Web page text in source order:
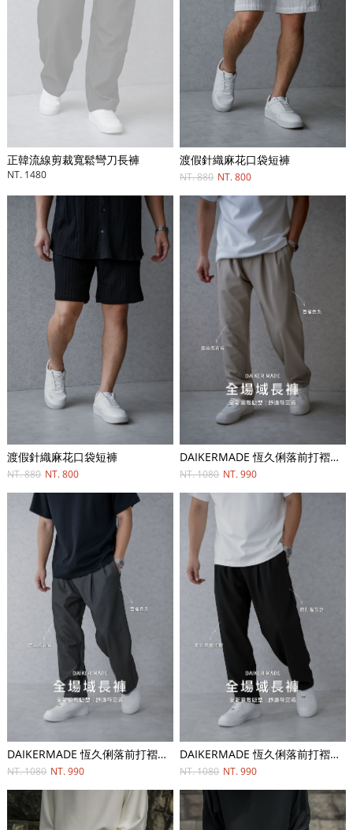
正韓流線剪裁寬鬆彎刀長褲
NT. 1480
渡假針織麻花口袋短褲
NT. 880 NT. 800
渡假針織麻花口袋短褲
NT. 880 NT. 800
DAIKERMADE 恆久俐落前打褶比例長褲
NT. 1080 NT. 990
DAIKERMADE 恆久俐落前打褶比例長褲
NT. 1080 NT. 990
DAIKERMADE 恆久俐落前打褶比例長褲
NT. 1080 NT. 990